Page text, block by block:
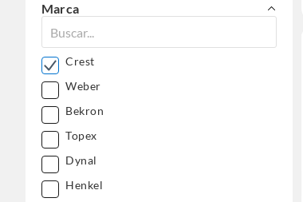
Marca
Crest
Weber
Bekron
Topex
Dynal
Henkel